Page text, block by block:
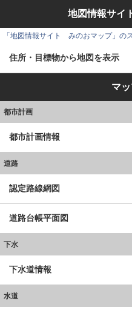
地図情報サ
「地図情報サイト みのおマップ」の
住所・目標物から地図を表示
マ
都市計画
都市計画情報
道路
認定路線網図
道路台帳平面図
下水
下水道情報
水道